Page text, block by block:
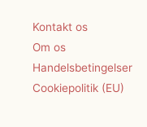
Kontakt os
Om os
Handelsbetingelser
Cookiepolitik (EU)